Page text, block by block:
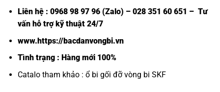
Liên hệ : 0968 98 97 96 (Zalo) – 028 351 60 651 – Tư
vấn hỗ trợ kỹ thuật 24/7
www.https://bacdanvongbi.vn
Tình trạng : Hàng mới 100%
Catalo tham khảo : ổ bi gối đỡ vòng bi SKF